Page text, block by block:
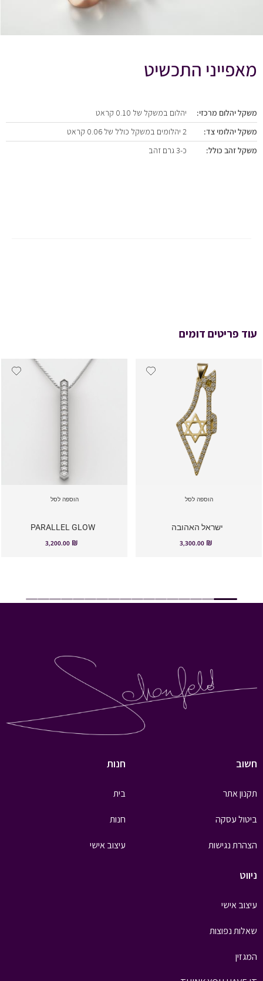
מאפייני התכשיט
משקל יהלום מרכזי:
יהלום במשקל של 0.10 קראט
משקל יהלומי צד:
2 יהלומים במשקל כולל של 0.06 קראט
משקל זהב כולל:
כ-3 גרם זהב
עוד פריטים דומים
ישראל האהובה
3,300.00 ₪
הוספה לסל
PARALLEL GLOW
3,200.00 ₪
הוספה לסל
ניווט
עיצוב אישי
שאלות נפוצות
המגזין
חנות
בית
חנות
עיצוב אישי
חשוב
תקנון אתר
ביטול עסקה
הצהרת נגישות